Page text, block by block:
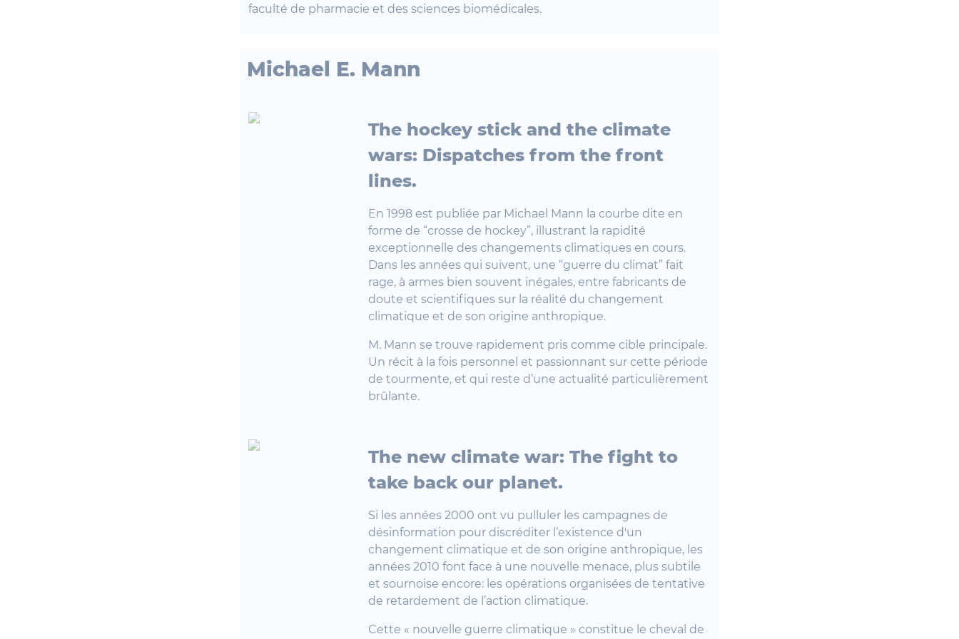
faculté de pharmacie et des sciences biomédicales.
Michael E. Mann
The hockey stick and the climate
wars: Dispatches from the front
lines.
En 1998 est publiée par Michael Mann la courbe dite en
forme de “crosse de hockey”, illustrant la rapidité
exceptionnelle des changements climatiques en cours.
Dans les années qui suivent, une “guerre du climat” fait
rage, à armes bien souvent inégales, entre fabricants de
doute et scientifiques sur la réalité du changement
climatique et de son origine anthropique.
M. Mann se trouve rapidement pris comme cible principale.
Un récit à la fois personnel et passionnant sur cette période
de tourmente, et qui reste d’une actualité particulièrement
brûlante.
The new climate war: The fight to
take back our planet.
Si les années 2000 ont vu pulluler les campagnes de
désinformation pour discréditer l’existence d'un
changement climatique et de son origine anthropique, les
années 2010 font face à une nouvelle menace, plus subtile
et sournoise encore: les opérations organisées de tentative
de retardement de l’action climatique.
Cette « nouvelle guerre climatique » constitue le cheval de